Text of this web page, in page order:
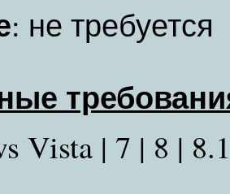
: не требуется
Vista | 7 | 8 |